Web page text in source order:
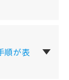
順が表